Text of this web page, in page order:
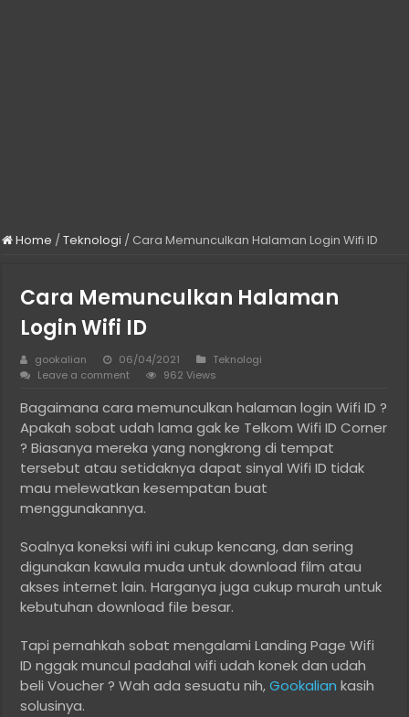
Home / Teknologi / Cara Memunculkan Halaman Login Wifi ID
Cara Memunculkan Halaman
Login Wifi ID
gookalian 06/04/2021
Teknologi
Leave a comment
962 Views
Bagaimana cara memunculkan halaman login Wifi ID ?
Apakah sobat udah lama gak ke Telkom Wifi ID Corner
? Biasanya mereka yang nongkrong di tempat
tersebut atau setidaknya dapat sinyal Wifi ID tidak
mau melewatkan kesempatan buat
menggunakannya.
Soalnya koneksi wifi ini cukup kencang, dan sering
digunakan kawula muda untuk download film atau
akses internet lain. Harganya juga cukup murah untuk
kebutuhan download file besar.
Tapi pernahkah sobat mengalami Landing Page Wifi
ID nggak muncul padahal wifi udah konek dan udah
beli Voucher ? Wah ada sesuatu nih,Gookalian kasih
solusinya.